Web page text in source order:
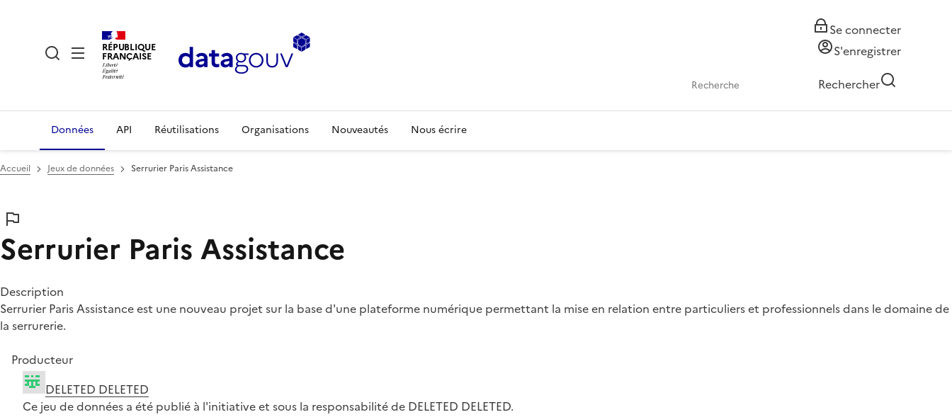
RÉPUBLIQUE
FRANÇAISE
Se connecter
S'enregistrer
Rechercher
Données API Réutilisations Organisations Nouveautés Nous écrire
Accueil Jeux de données Serrurier Paris Assistance
Serrurier Paris Assistance
Description
Serrurier Paris Assistance est une nouveau projet sur la base d'une plateforme numérique permettant la mise en relation entre particuliers et professionnels dans le domaine de
la serrurerie.
Producteur
DELETED DELETED
Ce jeu de données a été publié à l'initiative et sous la responsabilité de DELETED DELETED.